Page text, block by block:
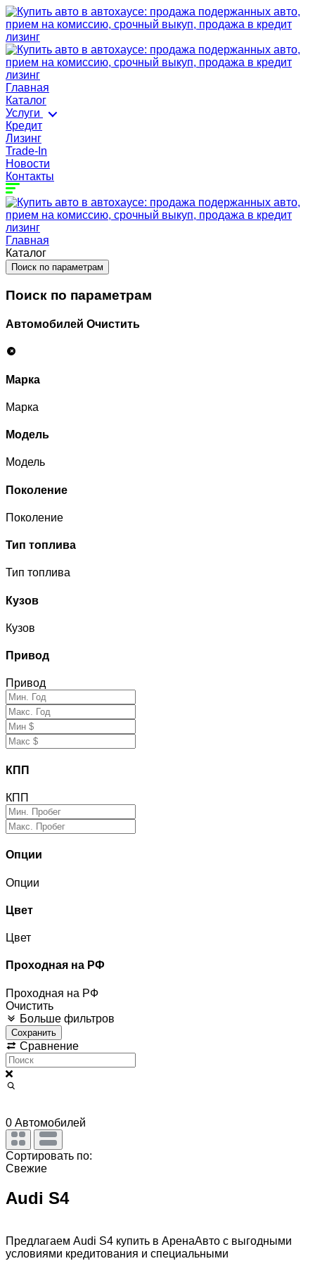
Главная
Каталог
Услуги
Кредит
Лизинг
Trade-In
Новости
Контакты
Главная
Каталог
Поиск по параметрам
Поиск по параметрам
Автомобилей Очистить
Марка
Марка
Модель
Модель
Поколение
Поколение
Тип топлива
Тип топлива
Кузов
Кузов
Привод
Привод
КПП
КПП
Опции
Опции
Цвет
Цвет
Проходная на РФ
Проходная на РФ
Очистить
Больше фильтров
Сохранить
Сравнение
0 Автомобилей
Сортировать по:
Свежие
Audi S4
Предлагаем Audi S4 купить в АренаАвто с выгодными
условиями кредитования и специальными